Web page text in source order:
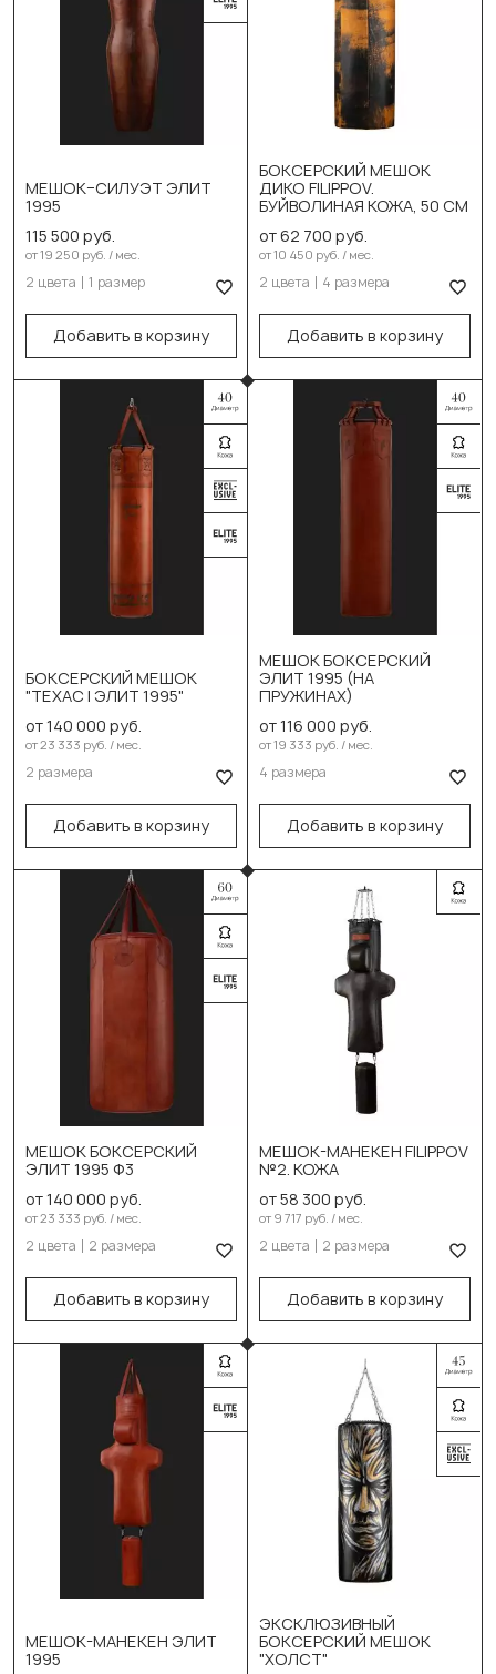
МЕШОК–СИЛУЭТ ЭЛИТ
1995
115 500 руб.
от 19 250 руб. / мес.
2 цвета 1 размер
Добавить в корзину
Выберите цвет:
Выберите размер:
150см/45см/50кг
В корзину
БОКСЕРСКИЙ МЕШОК
ДИКО FILIPPOV.
БУЙВОЛИНАЯ КОЖА, 50 СМ
от 62 700 руб.
от 10 450 руб. / мес.
2 цвета 4 размера
Добавить в корзину
Выберите цвет:
DIKO черн. оранж
Выберите размер:
130см/50см/60кг
180см/50см/90кг
В корзину
БОКСЕРСКИЙ МЕШОК
"ТЕХАС | ЭЛИТ 1995"
от 140 000 руб.
от 23 333 руб. / мес.
2 размера
Добавить в корзину
150см/40см/65-70кг
180см/40см/70-75кг
МЕШОК БОКСЕРСКИЙ
ЭЛИТ 1995 (НА
ПРУЖИНАХ)
от 116 000 руб.
от 19 333 руб. / мес.
4 размера
Добавить в корзину
Выберите размер:
110см/40см/45-50кг
130см/40см/55-60кг
150см/40см/65-70кг
180см/40см/70-75кг
В корзину
МЕШОК БОКСЕРСКИЙ
ЭЛИТ 1995 Ф3
от 140 000 руб.
от 23 333 руб. / мес.
2 цвета 2 размера
Добавить в корзину
Чёрный
Коричневый
Выберите размер:
120см/60см/90кг
150см/60см/110кг
В корзину
МЕШОК-МАНЕКЕН FILIPPOV
№2. КОЖА
от 58 300 руб.
от 9 717 руб. / мес.
2 цвета 2 размера
Добавить в корзину
Выберите цвет:
Коричневый
Выберите размер:
Имитация ног. На
растяжках
С шайбой утяжелителем
МЕШОК-МАНЕКЕН ЭЛИТ
1995
Выберите цвет:
Коричневый
ЭКСКЛЮЗИВНЫЙ
БОКСЕРСКИЙ МЕШОК
"ХОЛСТ"
Выберите размер: